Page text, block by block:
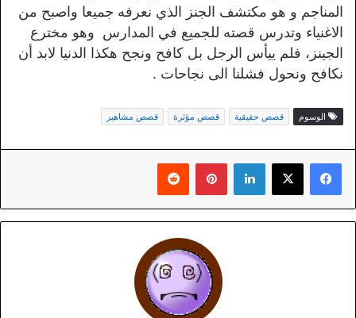
المناجم و هو مكتشف الجنز الذي نعرفه جميعا واصبح من
الاغنياء وتدرس قصته للجميع في المدارس وهو مخترع
الجينز، فلم ييأس الرجل بل كافح ونجح هكذا الدنيا لابد أن
نكافح ونحول فشلنا الى نجاحات .
الوسوم قصص حقيقية قصص مؤثرة قصص مشاهير
لينكدإن بينتيريست